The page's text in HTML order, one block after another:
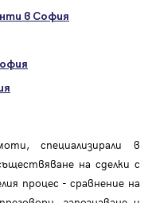
в София
специализирали в
на сделки с
процес - сравнение на